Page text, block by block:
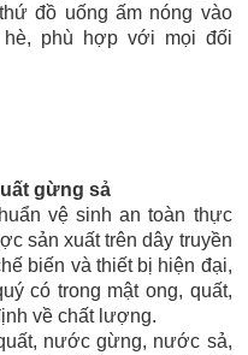
đồ uống ấm nóng vào
hè, phù hợp với mọi đối
gừng sả
vệ sinh an toàn thực
sản xuất trên dây truyền
biến và thiết bị hiện đại,
có trong mật ong, quất,
về chất lượng.
nước gừng, nước sả,